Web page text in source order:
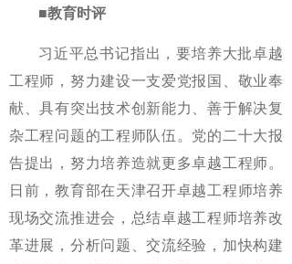
■教育时评
习近平总书记指出，要培养大批卓越
工程师，努力建设一支爱党报国、敬业奉
献、具有突出技术创新能力、善于解决复
杂工程问题的工程师队伍。党的二十大报
告提出，努力培养造就更多卓越工程师。
日前，教育部在天津召开卓越工程师培养
现场交流推进会，总结卓越工程师培养改
革进展，分析问题、交流经验，加快构建